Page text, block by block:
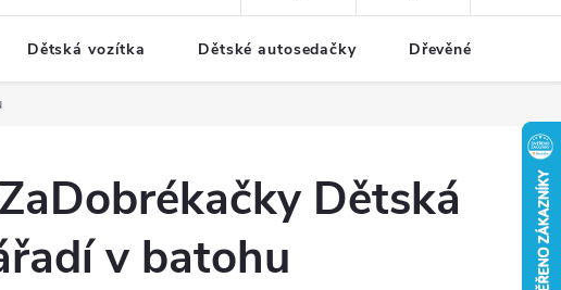
Dětská vozítka Dětské autosedačky Dřevěné hračky
Dětská
v batohu